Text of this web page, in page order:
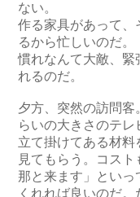
ない。
作る家具があって、
るから忙しいのだ。
慣れなんて大敵、緊
れるのだ。
夕方、突然の訪問
らいの大きさのテ
立て掛けてある材
見てもらう。コス
那と来ます」とい
くれれば良いのだ。